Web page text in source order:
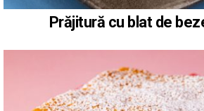
Prăjitură cu blat de